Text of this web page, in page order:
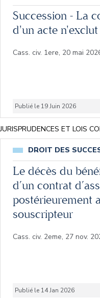
Succession - La
d'un acte
Cass. civ. 1ere, 20 mai
Publié le 19 Juin 2026
JURISPRUDENCES ET LOIS
DROIT DES
Le décès du
d’un contrat
postérieurement
souscripteur
Cass. civ. 2eme, 27 nov.
Publié le 14 Jan 2026